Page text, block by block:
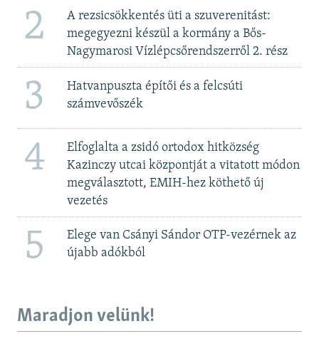
2
A rezsicsökkentés üti a szuverenitást:
megegyezni készül a kormány a Bős-
Nagymarosi Vízlépcsőrendszerről 2. rész
3
Hatvanpuszta építői és a felcsúti
számvevőszék
4
Elfoglalta a zsidó ortodox hitközség
Kazinczy utcai központját a vitatott módon
megválasztott, EMIH-hez köthető új
vezetés
5
Elege van Csányi Sándor OTP-vezérnek az
újabb adókból
Maradjon velünk!